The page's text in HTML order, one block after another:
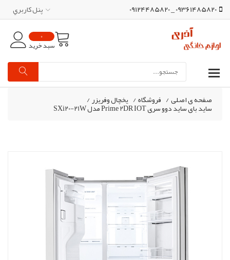
09361485820 _ 09124485820 پنل کاربري
0
سبد خرید
صفحه ی اصلی/ فروشگاه/ یخچال وفریزر/
ساید بای‌ ساید دوو سری Prime 2DR IOT مدل SXi20-21W